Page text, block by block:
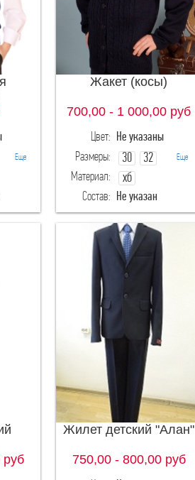
Еще
Жакет (косы)
700,00 - 1 000,00 руб
Цвет: Не указаны
Размеры:
30
32
34
Еще
Материал:
хб
меринос
Состав: Не указан
руб
Жилет детский "Алан"
750,00 - 800,00руб